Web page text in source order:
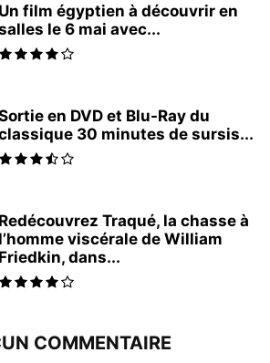
Un film égyptien à découvrir en
le 6 mai avec...
en DVD et Blu-Ray du
30 minutes de sursis...
Redécouvrez Traqué, la chasse à
l’homme viscérale de William
Friedkin, dans...
COMMENTAIRE